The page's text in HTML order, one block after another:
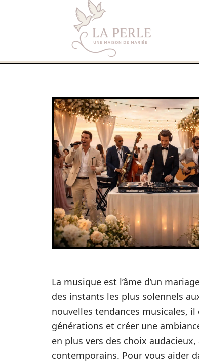
La musique est l’âme d’un
des instants les plus solennels
nouvelles tendances musicales,
générations et créer une
en plus vers des choix
contemporains. Pour vous aider